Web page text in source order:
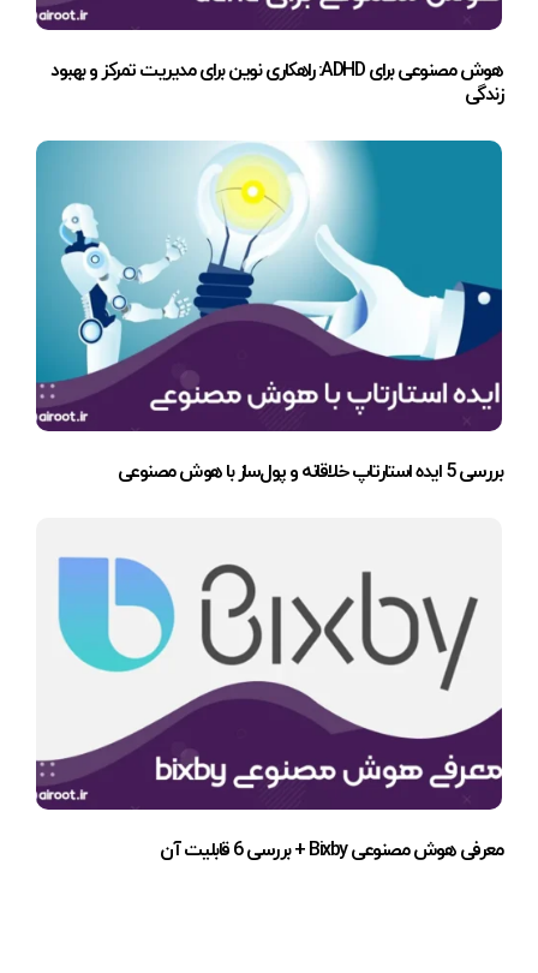
هوش مصنوعی برای ADHD: راهکاری نوین برای مدیریت تمرکز و بهبود
زندگی
بررسی 5 ایده استارتاپ خلاقانه و پول‌ساز با هوش مصنوعی
معرفی هوش مصنوعی Bixby + بررسی 6 قابلیت آن